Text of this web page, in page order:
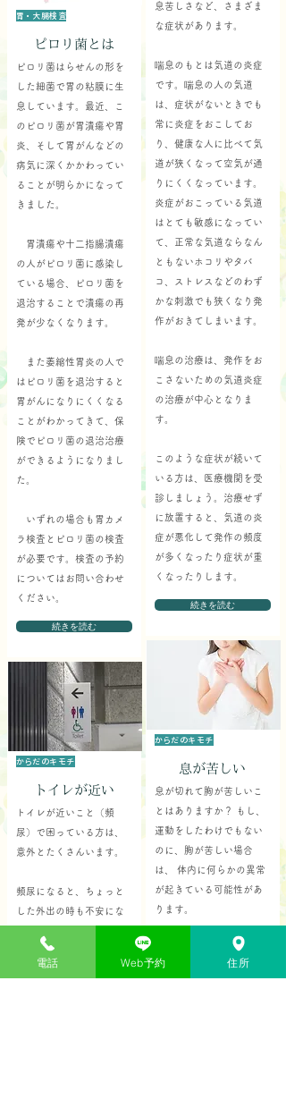
胃・大腸検査
ピロリ菌とは
ピロリ菌はらせんの形を
した細菌で胃の粘膜に生
息しています。最近、こ
のピロリ菌が胃潰瘍や胃
炎、そして胃がんなどの
病気に深くかかわってい
ることが明らかになって
きました。
胃潰瘍や十二指腸潰瘍
の人がピロリ菌に感染し
ている場合、ピロリ菌を
退治することで潰瘍の再
発が少なくなります。
また萎縮性胃炎の人で
はピロリ菌を退治すると
胃がんになりにくくなる
ことがわかってきて、保
険でピロリ菌の退治治療
ができるようになりまし
た。
いずれの場合も胃カメ
ラ検査とピロリ菌の検査
が必要です。検査の予約
についてはお問い合わせ
ください。
続きを読む
からだのキモチ
トイレが近い
トイレが近いこと（頻
尿）で困っている方は、
意外とたくさんいます。
頻尿になると、ちょっと
した外出の時も不安にな
を気軽に楽しむこともで
きません。
息苦しさなど、さまざま
な症状があります。
喘息のもとは気道の炎症
です。喘息の人の気道
は、症状がないときでも
常に炎症をおこしてお
り、健康な人に比べて気
道が狭くなって空気が通
りにくくなっています。
炎症がおこっている気道
はとても敏感になってい
て、正常な気道ならなん
ともないホコリやタバ
コ、ストレスなどのわず
かな刺激でも狭くなり発
作がおきてしまいます。
喘息の治療は、発作をお
こさないための気道炎症
の治療が中心となりま
す。
このような症状が続いて
いる方は、医療機関を受
診しましょう。治療せず
に放置すると、気道の炎
症が悪化して発作の頻度
が多くなったり症状が重
くなったりします。
続きを読む
からだのキモチ
息が苦しい
息が切れて胸が苦しいこ
とはありますか？ もし、
運動をしたわけでもない
のに、胸が苦しい場合
は、 体内に何らかの異常
が起きている可能性があ
ります。
胸が苦しい原因として
は、
電話 Web予約 住所